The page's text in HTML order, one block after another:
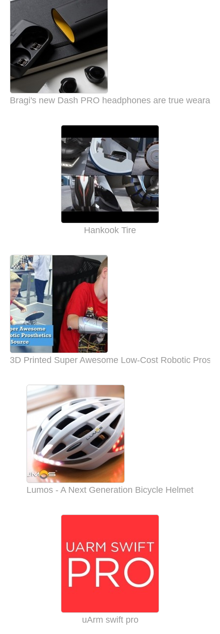
Bragi's new Dash PRO headphones are true
Hankook Tire
3D Printed Super Awesome Low-Cost Robotic
Lumos - A Next Generation Bicycle Helmet
uArm swift pro